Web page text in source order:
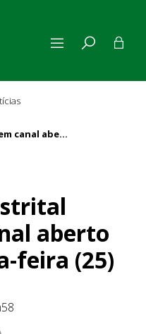
TV Câmara Distrital estreia em canal aberto nesta segunda-feira (25)
aberto
feira (25)